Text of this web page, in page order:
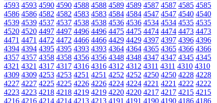
4593 4593 4590 4590 4588 4588 4589 4589 4587 4587 4585 4585
4586 4586 4582 4582 4583 4583 4584 4584 4547 4547 4540 4540
4539 4539 4537 4537 4538 4538 4536 4536 4534 4534 4535 4535
4520 4520 4497 4497 4496 4496 4475 4475 4474 4474 4473 4473
4471 4471 4472 4472 4466 4466 4429 4429 4397 4397 4396 4396
4394 4394 4395 4395 4393 4393 4364 4364 4365 4365 4366 4366
4357 4357 4358 4358 4356 4356 4348 4348 4347 4347 4345 4345
4321 4321 4317 4317 4316 4316 4312 4312 4311 4311 4310 4310
4309 4309 4253 4253 4251 4251 4252 4252 4250 4250 4228 4228
4227 4227 4225 4225 4226 4226 4224 4224 4221 4221 4222 4222
4223 4223 4218 4218 4219 4219 4220 4220 4217 4217 4215 4215
4216 4216 4214 4214 4213 4213 4191 4191 4190 4190 4186 4186